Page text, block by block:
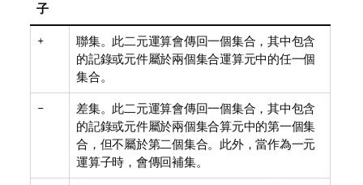
子
+
聯集。此二元運算會傳回一個集合，其中包含
的記錄或元件屬於兩個集合運算元中的任一個
集合。
-
差集。此二元運算會傳回一個集合，其中包含
的記錄或元件屬於兩個集合算元中的第一個集
合，但不屬於第二個集合。此外，當作為一元
運算子時，會傳回補集。